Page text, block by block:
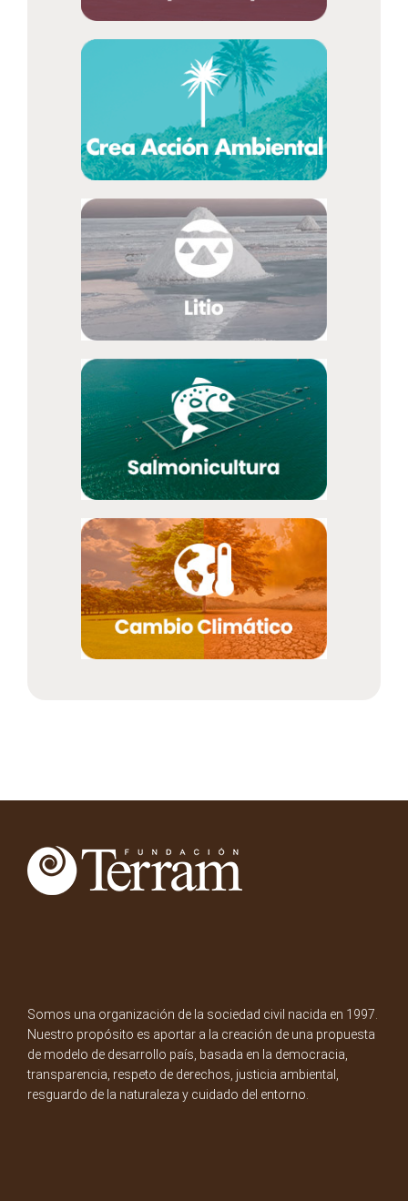
Somos una organización de la sociedad civil nacida en 1997.
Nuestro propósito es aportar a la creación de una propuesta
de modelo de desarrollo país, basada en la democracia,
transparencia, respeto de derechos, justicia ambiental,
resguardo de la naturaleza y cuidado del entorno.